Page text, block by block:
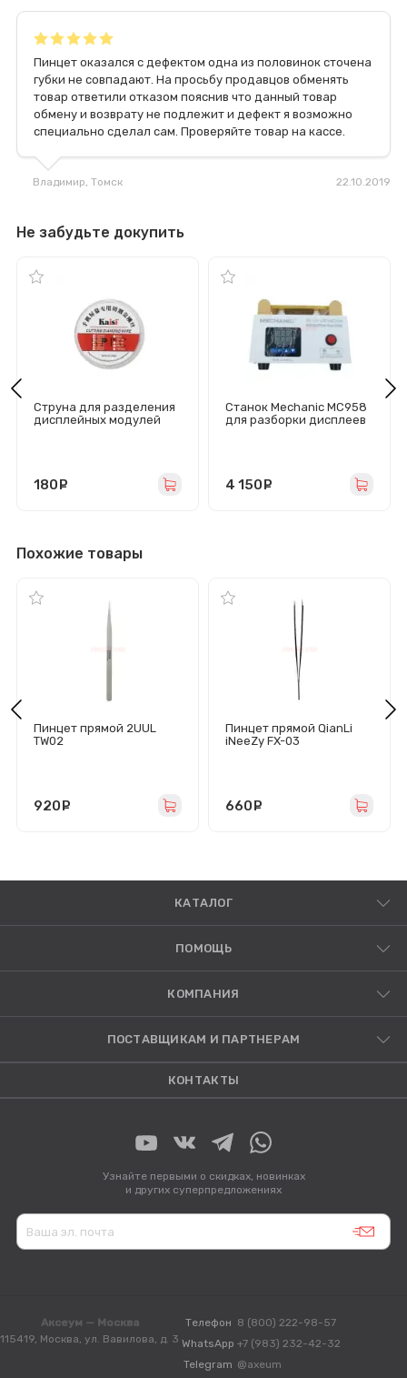
Пинцет оказался с дефектом одна из половинок сточена
губки не совпадают. На просьбу продавцов обменять
товар ответили отказом пояснив что данный товар
обмену и возврату не подлежит и дефект я возможно
специально сделал сам. Проверяйте товар на кассе.
Владимир, Томск 22.10.2019
Не забудьте докупить
Струна для разделения
дисплейных модулей
180
Станок Mechanic MC958
для разборки дисплеев
4 150
Похожие товары
Пинцет прямой 2UUL
TW02
920
Пинцет прямой QianLi
iNeeZy FX-03
660
КАТАЛОГ
ПОМОЩЬ
КОМПАНИЯ
ПОСТАВЩИКАМ И ПАРТНЕРАМ
КОНТАКТЫ
Узнайте первыми о скидках, новинках
и других суперпредложениях
Аксеум — Москва
115419, Москва, ул. Вавилова, д. 3
Телефон 8 (800) 222-98-57
WhatsApp +7 (983) 232-42-32
Telegram @axeum